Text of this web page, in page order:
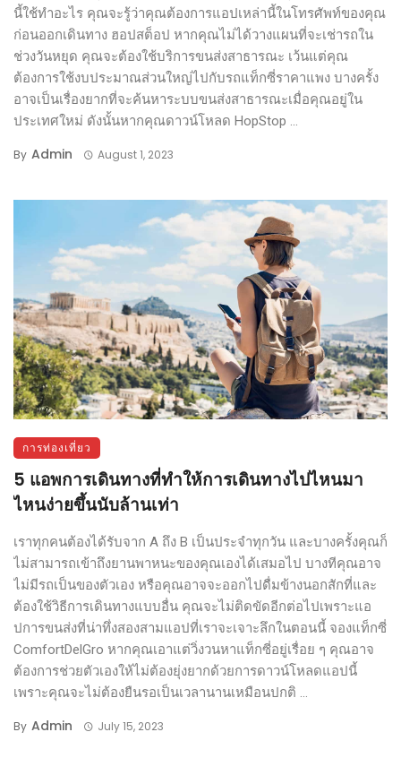
นี้ใช้ทำอะไร คุณจะรู้ว่าคุณต้องการแอปเหล่านี้ในโทรศัพท์ของคุณ
ก่อนออกเดินทาง ฮอปสต็อป หากคุณไม่ได้วางแผนที่จะเช่ารถใน
ช่วงวันหยุด คุณจะต้องใช้บริการขนส่งสาธารณะ เว้นแต่คุณ
ต้องการใช้งบประมาณส่วนใหญ่ไปกับรถแท็กซี่ราคาแพง บางครั้ง
อาจเป็นเรื่องยากที่จะค้นหาระบบขนส่งสาธารณะเมื่อคุณอยู่ใน
ประเทศใหม่ ดังนั้นหากคุณดาวน์โหลด HopStop ...
By Admin August 1, 2023
การท่องเที่ยว
5 แอพการเดินทางที่ทำให้การเดินทางไปไหนมา
ไหนง่ายขึ้นนับล้านเท่า
เราทุกคนต้องได้รับจาก A ถึง B เป็นประจำทุกวัน และบางครั้งคุณก็
ไม่สามารถเข้าถึงยานพาหนะของคุณเองได้เสมอไป บางทีคุณอาจ
ไม่มีรถเป็นของตัวเอง หรือคุณอาจจะออกไปดื่มข้างนอกสักที่และ
ต้องใช้วิธีการเดินทางแบบอื่น คุณจะไม่ติดขัดอีกต่อไปเพราะแอ
ปการขนส่งที่น่าทึ่งสองสามแอปที่เราจะเจาะลึกในตอนนี้ จองแท็กซี่
ComfortDelGro หากคุณเอาแต่วิ่งวนหาแท็กซี่อยู่เรื่อย ๆ คุณอาจ
ต้องการช่วยตัวเองให้ไม่ต้องยุ่งยากด้วยการดาวน์โหลดแอปนี้
เพราะคุณจะไม่ต้องยืนรอเป็นเวลานานเหมือนปกติ ...
By Admin July 15, 2023